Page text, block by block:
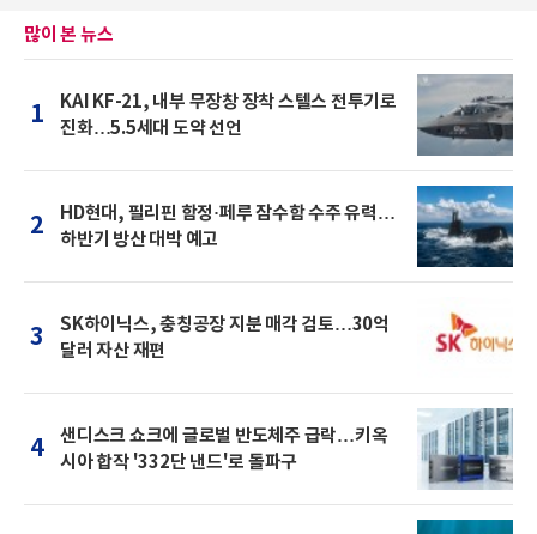
많이 본 뉴스
1
KAI KF-21, 내부 무장창 장착 스텔스 전투기로
진화…5.5세대 도약 선언
2
HD현대, 필리핀 함정·페루 잠수함 수주 유력…
하반기 방산 대박 예고
3
SK하이닉스, 충칭공장 지분 매각 검토…30억
달러 자산 재편
4
샌디스크 쇼크에 글로벌 반도체주 급락…키옥
시아 합작 '332단 낸드'로 돌파구